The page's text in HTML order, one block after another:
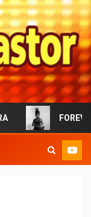
FOREVERMORE :